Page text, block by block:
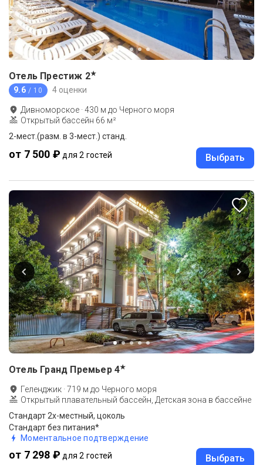
Отель Престиж 2★
9.6 / 10 4 оценки
Дивноморское ·430 м до Черного моря
Открытый бассейн 66 м²
2-мест.(разм. в 3-мест.) станд.
от 7 500 ₽ для 2 гостей Выбрать
Отель Гранд Премьер 4★
Геленджик ·719 м до Черного моря
Открытый плавательный бассейн, Детская зона в бассейне
Стандарт 2х-местный, цоколь
Стандарт без питания*
Моментальное подтверждение
от 7 298 ₽ для 2 гостей Выбрать